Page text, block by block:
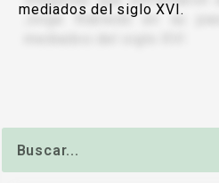
mediados del siglo XVI.